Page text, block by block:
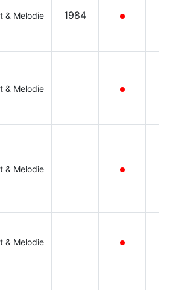
& Melodie 1984
& Melodie
& Melodie
& Melodie